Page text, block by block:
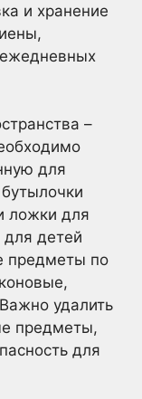
и хранение
–
для
ложки для
детей
предметы по
удалить
предметы,
для